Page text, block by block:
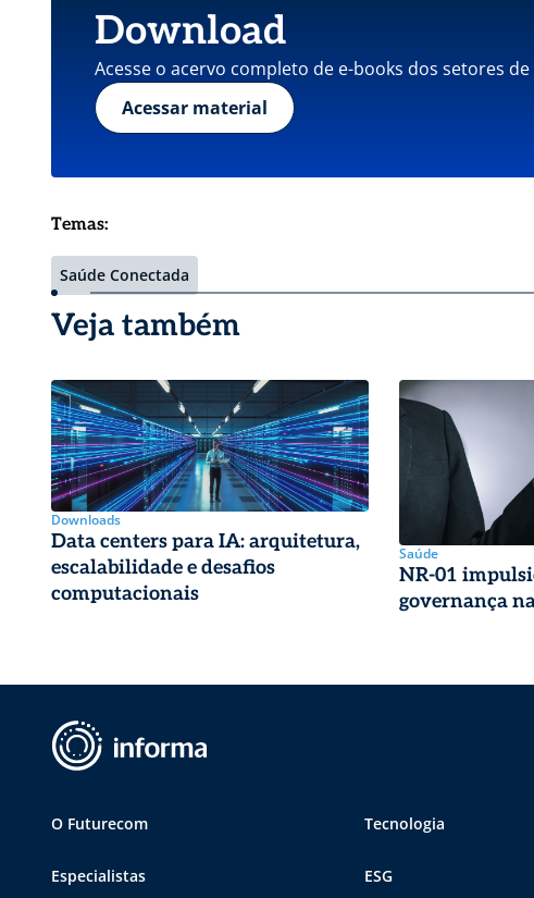
Download
Acesse o acervo completo de e-books dos setores
Acessar material
Temas:
Saúde Conectada
Veja também
Downloads
Data centers para IA: arquitetura,
escalabilidade e desafios
computacionais
Saúde
NR-01
governança
O Futurecom Tecnologia
Especialistas ESG